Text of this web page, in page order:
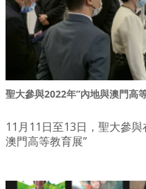
聖大參與2022年”內地與澳門高
11月11日至13日，聖大參
澳門高等教育展”